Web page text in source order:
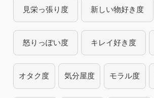
見栄っ張り度 新しい物好き度
怒りっぽい度 キレイ好き度
オタク度 気分屋度 モラル度